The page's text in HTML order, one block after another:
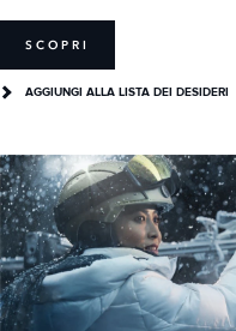
SCOPRI
AGGIUNGI ALLA LISTA DEI DESIDERI